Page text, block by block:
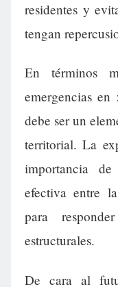
residentes y
tengan
En términos
emergencias en
debe ser un
territorial. La
importancia
efectiva entre
para
estructurales.
De cara al